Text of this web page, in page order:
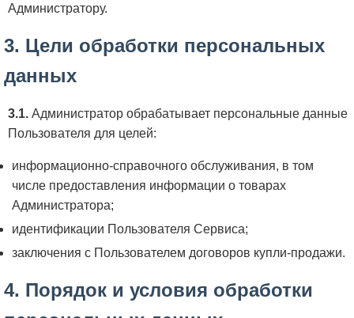
Администратору.
3. Цели обработки персональных
данных
3.1. Администратор обрабатывает персональные данные
Пользователя для целей:
информационно-справочного обслуживания, в том
числе предоставления информации о товарах
Администратора;
идентификации Пользователя Сервиса;
заключения с Пользователем договоров купли-продажи.
4. Порядок и условия обработки